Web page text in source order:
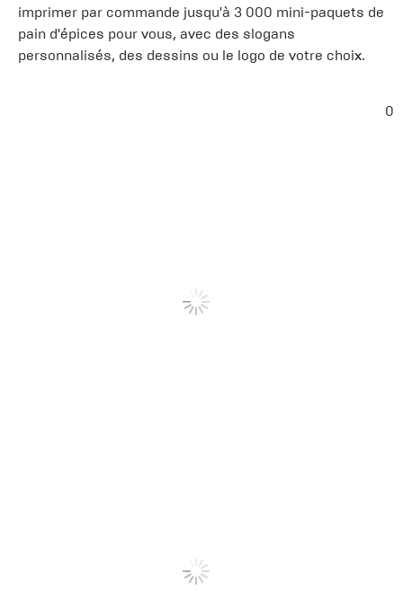
imprimer par commande jusqu'à 3 000 mini-paquets de
pain d'épices pour vous, avec des slogans
personnalisés, des dessins ou le logo de votre choix.
0